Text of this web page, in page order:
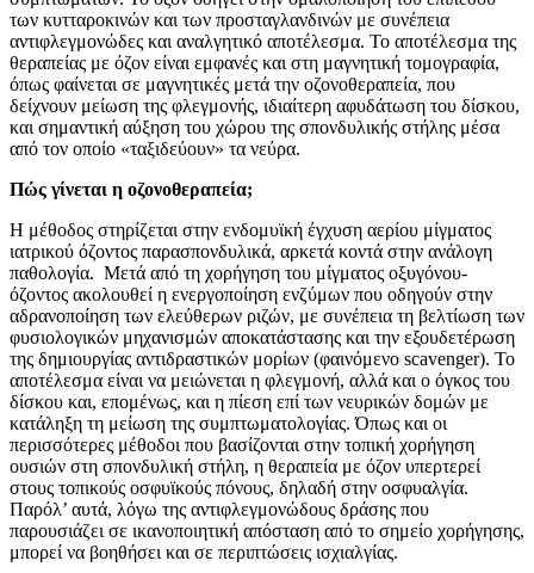
των κυτταροκινών και των προσταγλανδινών με συνέπεια
αντιφλεγμονώδες και αναλγητικό αποτέλεσμα. Το αποτέλεσμα της
θεραπείας με όζον είναι εμφανές και στη μαγνητική τομογραφία,
όπως φαίνεται σε μαγνητικές μετά την οζονοθεραπεία, που
δείχνουν μείωση της φλεγμονής, ιδιαίτερη αφυδάτωση του δίσκου,
και σημαντική αύξηση του χώρου της σπονδυλικής στήλης μέσα
από τον οποίο «ταξιδεύουν» τα νεύρα.
Πώς γίνεται η οζονοθεραπεία;
Η μέθοδος στηρίζεται στην ενδομυϊκή έγχυση αερίου μίγματος
ιατρικού όζοντος παρασπονδυλικά, αρκετά κοντά στην ανάλογη
παθολογία. Μετά από τη χορήγηση του μίγματος οξυγόνου-
όζοντος ακολουθεί η ενεργοποίηση ενζύμων που οδηγούν στην
αδρανοποίηση των ελεύθερων ριζών, με συνέπεια τη βελτίωση των
φυσιολογικών μηχανισμών αποκατάστασης και την εξουδετέρωση
της δημιουργίας αντιδραστικών μορίων (φαινόμενο scavenger). Το
αποτέλεσμα είναι να μειώνεται η φλεγμονή, αλλά και ο όγκος του
δίσκου και, επομένως, και η πίεση επί των νευρικών δομών με
κατάληξη τη μείωση της συμπτωματολογίας. Όπως και οι
περισσότερες μέθοδοι που βασίζονται στην τοπική χορήγηση
ουσιών στη σπονδυλική στήλη, η θεραπεία με όζον υπερτερεί
στους τοπικούς οσφυϊκούς πόνους, δηλαδή στην οσφυαλγία.
Παρόλ’ αυτά, λόγω της αντιφλεγμονώδους δράσης που
παρουσιάζει σε ικανοποιητική απόσταση από το σημείο χορήγησης,
μπορεί να βοηθήσει και σε περιπτώσεις ισχιαλγίας.